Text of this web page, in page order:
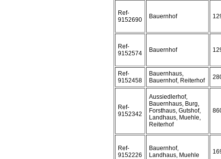
Ref-
9152690
Bauernhof
Ref-
9152574
Bauernhof
Ref-
9152458
Bauernhaus,
Bauernhof, Reiterhof
Ref-
9152342
Aussiedlerhof,
Bauernhaus, Burg,
Forsthaus, Gutshof,
Landhaus, Muehle,
Reiterhof
Ref-
9152226
Bauernhof,
Landhaus, Muehle